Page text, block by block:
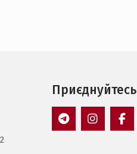
Приєднуйтесь